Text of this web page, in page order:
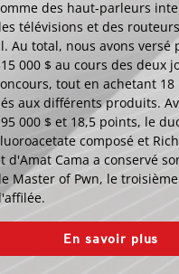
des haut-parleurs
télévisions et des
Au total, nous avons versé
000 $ au cours des deux
tout en achetant 18
aux différents produits.
000 $ et 18,5 points, le
composé et
d'Amat Cama a conservé
Master of Pwn, le troisième
En savoir plus